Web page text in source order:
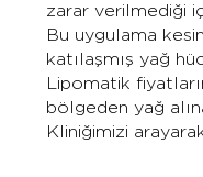
zarar verilmediği
Bu uygulama
katılaşmış yağ
Lipomatik
bölgeden yağ
Kliniğimizi